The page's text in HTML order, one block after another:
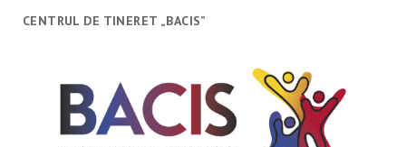
CENTRUL DE TINERET „BACIS”